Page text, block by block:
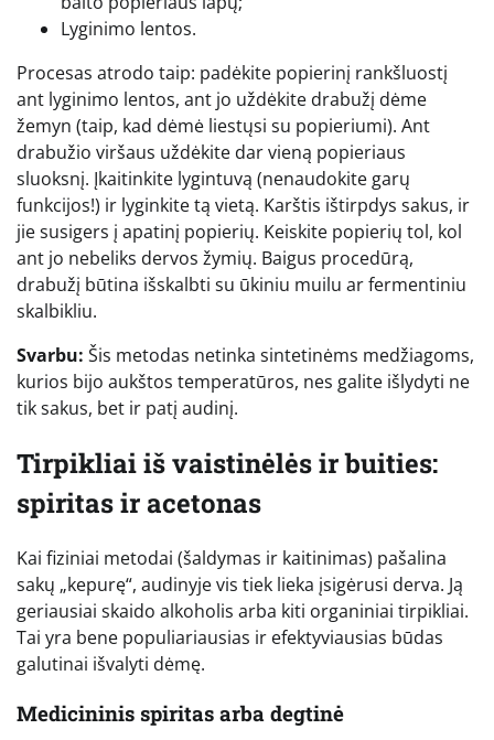
Lyginimo lentos.
Procesas atrodo taip: padėkite popierinį rankšluostį
ant lyginimo lentos, ant jo uždėkite drabužį dėme
žemyn (taip, kad dėmė liestųsi su popieriumi). Ant
drabužio viršaus uždėkite dar vieną popieriaus
sluoksnį. Įkaitinkite lygintuvą (nenaudokite garų
funkcijos!) ir lyginkite tą vietą. Karštis ištirpdys sakus, ir
jie susigers į apatinį popierių. Keiskite popierių tol, kol
ant jo nebeliks dervos žymių. Baigus procedūrą,
drabužį būtina išskalbti su ūkiniu muilu ar fermentiniu
skalbikliu.
Svarbu: Šis metodas netinka sintetinėms medžiagoms,
kurios bijo aukštos temperatūros, nes galite išlydyti ne
tik sakus, bet ir patį audinį.
Tirpikliai iš vaistinėlės ir buities:
spiritas ir acetonas
Kai fiziniai metodai (šaldymas ir kaitinimas) pašalina
sakų „kepurę“, audinyje vis tiek lieka įsigėrusi derva. Ją
geriausiai skaido alkoholis arba kiti organiniai tirpikliai.
Tai yra bene populiariausias ir efektyviausias būdas
galutinai išvalyti dėmę.
Medicininis spiritas arba degtinė